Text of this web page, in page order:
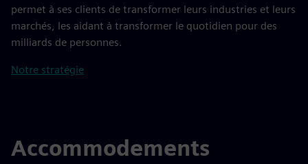
permet à ses clients de transformer leurs industries et leurs
marchés, les aidant à transformer le quotidien pour des
milliards de personnes.
Notre stratégie
Accommodements